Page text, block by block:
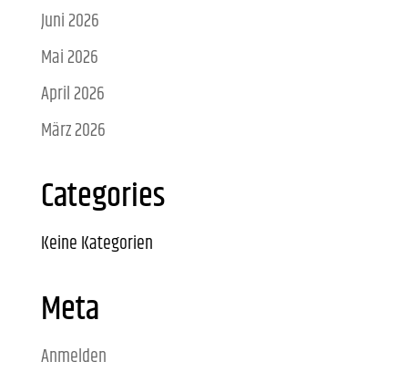
Juni 2026
Mai 2026
April 2026
März 2026
Categories
Keine Kategorien
Meta
Anmelden